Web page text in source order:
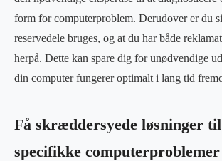
form for computerproblem. Derudover er du
reservedele bruges, og at du har både
herpå. Dette kan spare dig for unødvendige
din computer fungerer optimalt i lang tid
Få skræddersyede løsninger
specifikke computerproblemer